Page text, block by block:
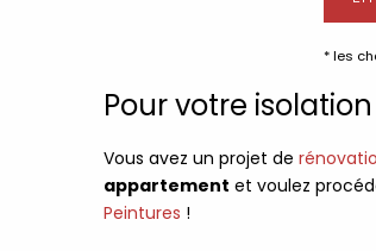
* les
Pour votre
Vous avez un projet de
appartement et voulez
Peintures !